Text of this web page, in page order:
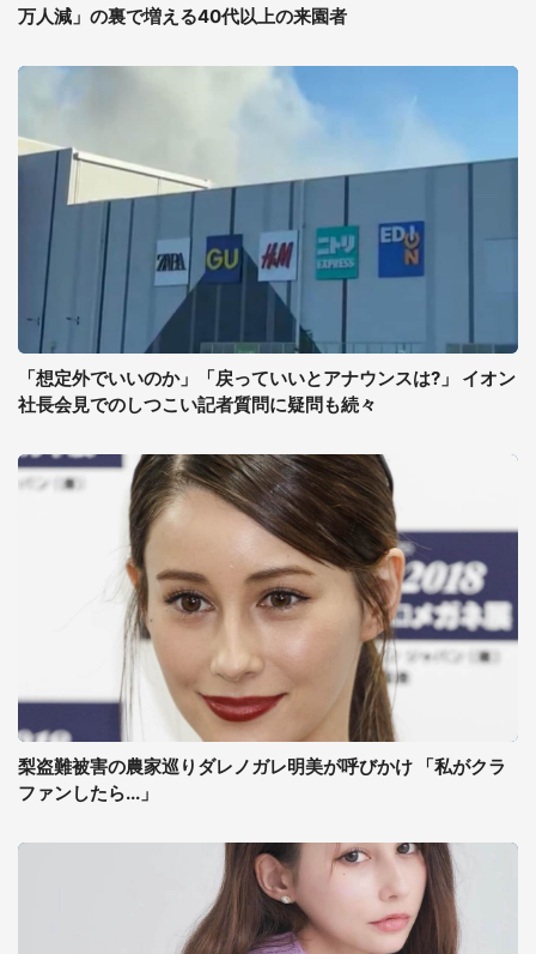
万人減」の裏で増える40代以上の来園者
「想定外でいいのか」「戻っていいとアナウンスは?」 イオン
社長会見でのしつこい記者質問に疑問も続々
梨盗難被害の農家巡りダレノガレ明美が呼びかけ 「私がクラ
ファンしたら...」